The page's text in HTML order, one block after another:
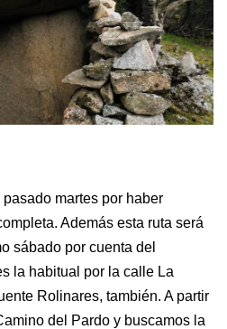
martes por haber
Además esta ruta será
sábado por cuenta del
la habitual por la calle La
Rolinares, también. A partir
del Pardo y buscamos la